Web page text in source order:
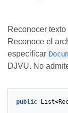
Reconocer
Reconoce el
especificar
DJVU. No
public List<